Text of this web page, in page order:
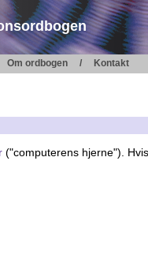
Om ordbogen Kontakt
("computerens hjerne").